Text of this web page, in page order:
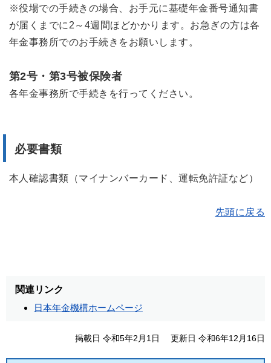
※役場での手続きの場合、お手元に基礎年金番号通知書
が届くまでに2～4週間ほどかかります。お急ぎの方は各
年金事務所でのお手続きをお願いします。
第2号・第3号被保険者
各年金事務所で手続きを行ってください。
必要書類
本人確認書類（マイナンバーカード、運転免許証など）
先頭に戻る
関連リンク
日本年金機構ホームページ
掲載日 令和5年2月1日 更新日 令和6年12月16日